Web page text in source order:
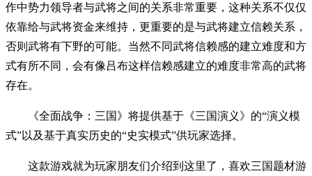
作中势力领导者与武将之间的关系非常重要，这种关系不仅仅
依靠给与武将资金来维持，更重要的是与武将建立信赖关系，
否则武将有下野的可能。当然不同武将信赖感的建立难度和方
式有所不同，会有像吕布这样信赖感建立的难度非常高的武将
存在。
《全面战争：三国》将提供基于《三国演义》的“演义模
式”以及基于真实历史的“史实模式”供玩家选择。
这款游戏就为玩家朋友们介绍到这里了，喜欢三国题材游